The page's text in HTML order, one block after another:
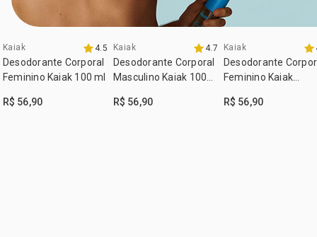
3 com 30% off
Kaiak 4.5
Desodorante Corporal
Feminino Kaiak 100 ml
R$ 56,90
Kaiak 4.7
Desodorante Corporal
Masculino Kaiak 100
R$ 56,90
Kaiak
Desodorante
Feminino Kaiak
R$ 56,90